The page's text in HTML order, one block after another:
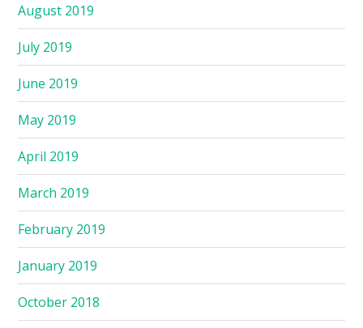
August 2019
July 2019
June 2019
May 2019
April 2019
March 2019
February 2019
January 2019
October 2018